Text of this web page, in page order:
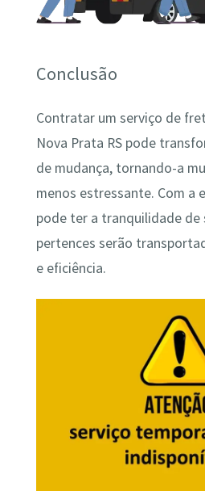
Conclusão
Contratar um serviço de
Nova Prata RS pode
de mudança, tornando-a
menos estressante. Com a
pode ter a tranquilidade de
pertences serão
e eficiência.